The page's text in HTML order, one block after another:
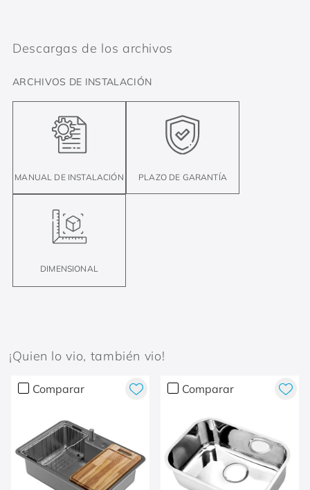
Descargas de los archivos
ARCHIVOS DE INSTALACIÓN
MANUAL DE INSTALACIÓN PLAZO DE GARANTÍA
DIMENSIONAL
¡Quien lo vio, también vio!
Comparar Comparar